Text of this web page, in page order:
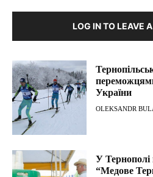
LOG IN TO LEAVE
України
OLEKSANDR
У Тернополі
“Медове